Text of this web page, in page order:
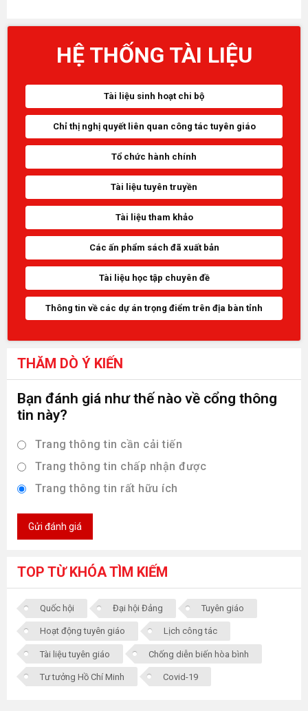
HỆ THỐNG TÀI LIỆU
Tài liệu sinh hoạt chi bộ
Chỉ thị nghị quyết liên quan công tác tuyên giáo
Tổ chức hành chính
Tài liệu tuyên truyền
Tài liệu tham khảo
Các ấn phẩm sách đã xuất bản
Tài liệu học tập chuyên đề
Thông tin về các dự án trọng điểm trên địa bàn tỉnh
THĂM DÒ Ý KIẾN
Bạn đánh giá như thế nào về cổng thông
tin này?
Trang thông tin cần cải tiến
Trang thông tin chấp nhận được
Trang thông tin rất hữu ích
Gửi đánh giá
TOP TỪ KHÓA TÌM KIẾM
Quốc hội Đại hội Đảng Tuyên giáo
Hoạt động tuyên giáo Lịch công tác
Tài liệu tuyên giáo Chống diễn biến hòa bình
Tư tưởng Hồ Chí Minh Covid-19